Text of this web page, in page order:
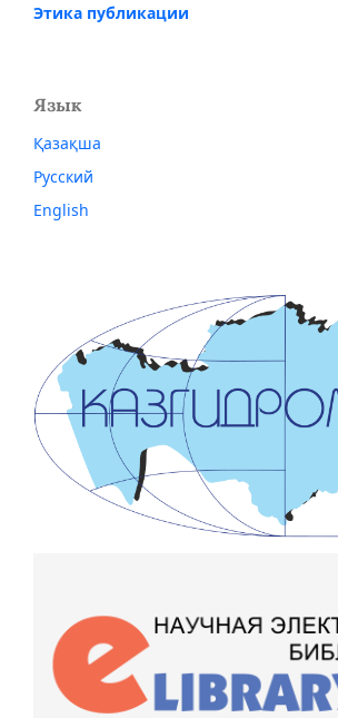
Этика публикации
Язык
Қазақша
Русский
English